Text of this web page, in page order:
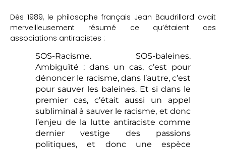
Dès 1989, le philosophe français Jean Baudrillard avait
merveilleusement résumé ce qu’étaient ces
associations antiracistes :
SOS-Racisme. SOS-baleines.
Ambiguïté : dans un cas, c’est pour
dénoncer le racisme, dans l’autre, c’est
pour sauver les baleines. Et si dans le
premier cas, c’était aussi un appel
subliminal à sauver le racisme, et donc
l’enjeu de la lutte antiraciste comme
dernier vestige des passions
politiques, et donc une espèce